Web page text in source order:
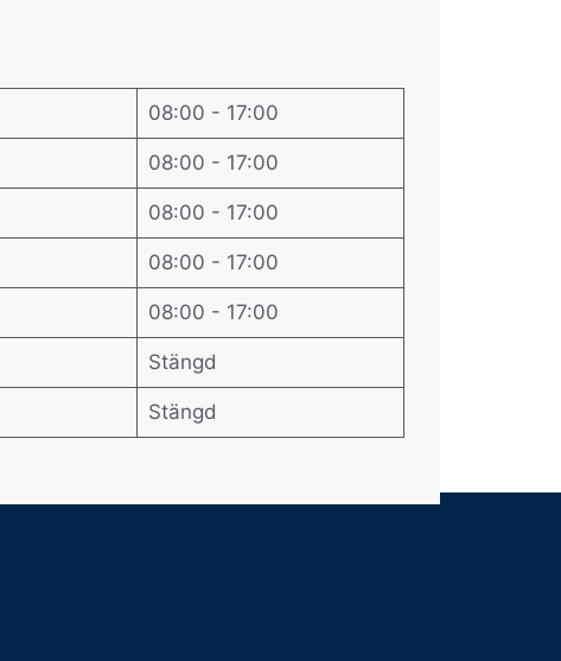
08:00 - 17:00
08:00 - 17:00
08:00 - 17:00
08:00 - 17:00
08:00 - 17:00
Stängd
Stängd